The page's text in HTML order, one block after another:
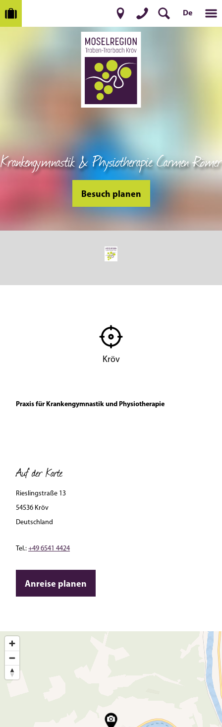
De
Krankengymnastik & Physiotherapie Carmen Römer
Besuch planen
Kröv
Praxis für Krankengymnastik und Physiotherapie
Auf der Karte
Rieslingstraße 13
54536 Kröv
Deutschland
Tel.: +49 6541 4424
Anreise planen